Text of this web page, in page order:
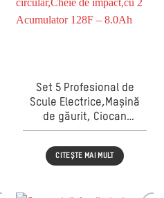
Set 5 Profesional de
Scule Electrice,Mașină
de găurit, Ciocan
rotopercutor,Polizor
unghiular,Fierăstrău
circular,Cheie de
CITEȘTE MAI MULT